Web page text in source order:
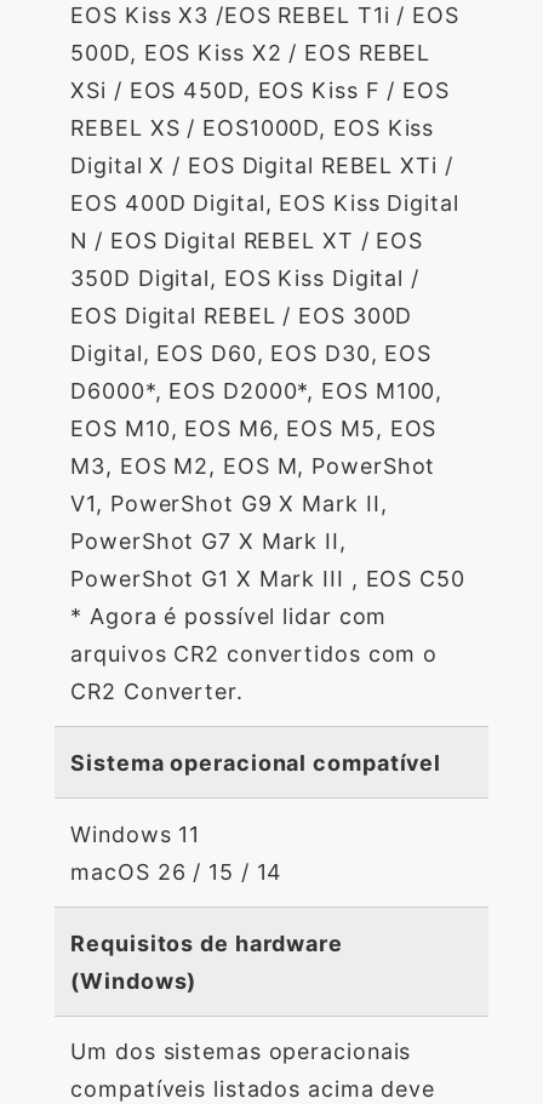
EOS Kiss X3 /EOS REBEL T1i / EOS
500D, EOS Kiss X2 / EOS REBEL
XSi / EOS 450D, EOS Kiss F / EOS
REBEL XS / EOS1000D, EOS Kiss
Digital X / EOS Digital REBEL XTi /
EOS 400D Digital, EOS Kiss Digital
N / EOS Digital REBEL XT / EOS
350D Digital, EOS Kiss Digital /
EOS Digital REBEL / EOS 300D
Digital, EOS D60, EOS D30, EOS
D6000*, EOS D2000*, EOS M100,
EOS M10, EOS M6, EOS M5, EOS
M3, EOS M2, EOS M, PowerShot
V1, PowerShot G9 X Mark II,
PowerShot G7 X Mark II,
PowerShot G1 X Mark III , EOS C50
* Agora é possível lidar com
arquivos CR2 convertidos com o
CR2 Converter.
Sistema operacional compatível
Windows 11
macOS 26 / 15 / 14
Requisitos de hardware
(Windows)
Um dos sistemas operacionais
compatíveis listados acima deve